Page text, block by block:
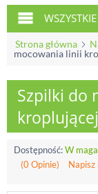
Strona główna
mocowania linii
Szpilki do
Dostępność:W
(0 Opinie)
Napisz